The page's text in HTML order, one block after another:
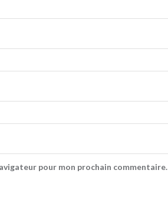
pour mon prochain commentaire.